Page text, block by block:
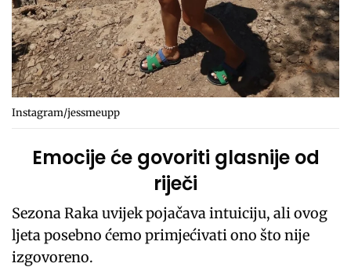
Instagram/jessmeupp
Emocije će govoriti glasnije od
riječi
Sezona Raka uvijek pojačava intuiciju, ali ovog
ljeta posebno ćemo primjećivati ono što nije
izgovoreno.